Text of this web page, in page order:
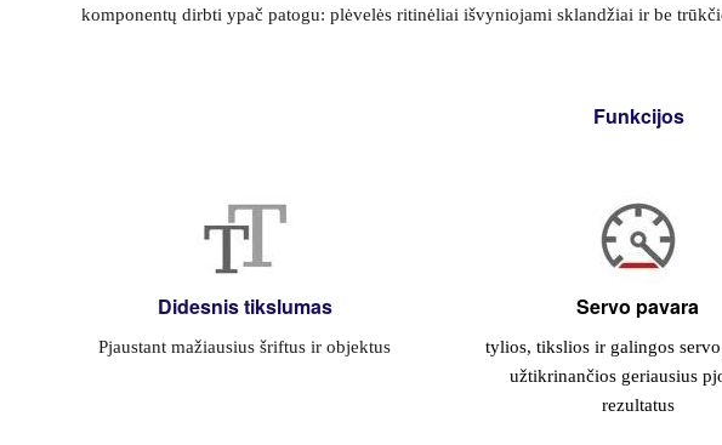
komponentų dirbti ypač patogu: plėvelės ritinėliai išvyniojami sklandžiai ir be
Funkcijos
Didesnis tikslumas
Pjaustant mažiausius šriftus ir objektus
Servo pavara
tylios, tikslios ir galingos
užtikrinančios geriausius
rezultatus